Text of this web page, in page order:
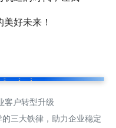
好未来！
客户转型升级
三大铁律，助力企业稳定